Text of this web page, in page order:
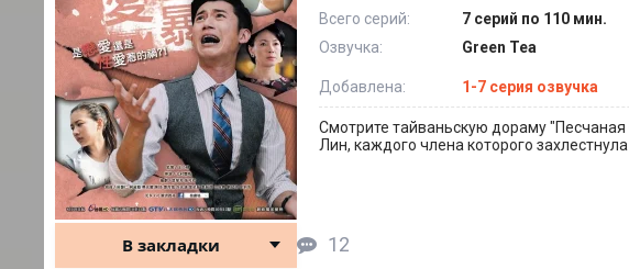
Всего серий:
7 серий по 110 мин.
Озвучка:
Green Tea
Добавлена: 1-7 серия озвучка
Смотрите тайваньскую дораму
Лин, каждого члена которого
В закладки 12